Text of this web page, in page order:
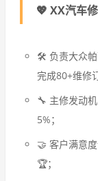
💖 XX汽车
🛠️ 负责大众帕
完成80+维修
🔧 主修发动
5%；
🤝 客户满意
🏆；